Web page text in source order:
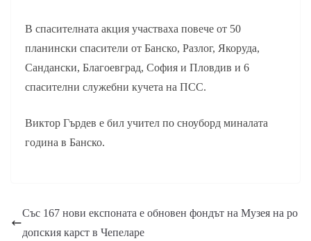
В спасителната акция участваха повече от 50
планински спасители от Банско, Разлог, Якоруда,
Сандански, Благоевград, София и Пловдив и 6
спасителни служебни кучета на ПСС.
Виктор Гърдев е бил учител по сноуборд миналата
година в Банско.
Със 167 нови експоната е обновен фондът на Музея на ро
допския карст в Чепеларе